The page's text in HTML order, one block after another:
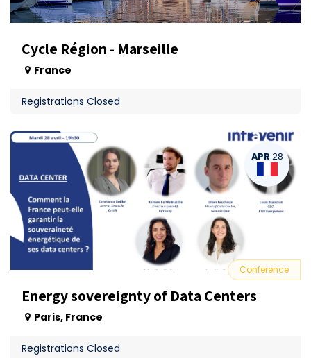
Cycle Région - Marseille
France
Registrations Closed
APR 28
Energy sovereignty of Data Centers
Conference
Paris, France
Registrations Closed